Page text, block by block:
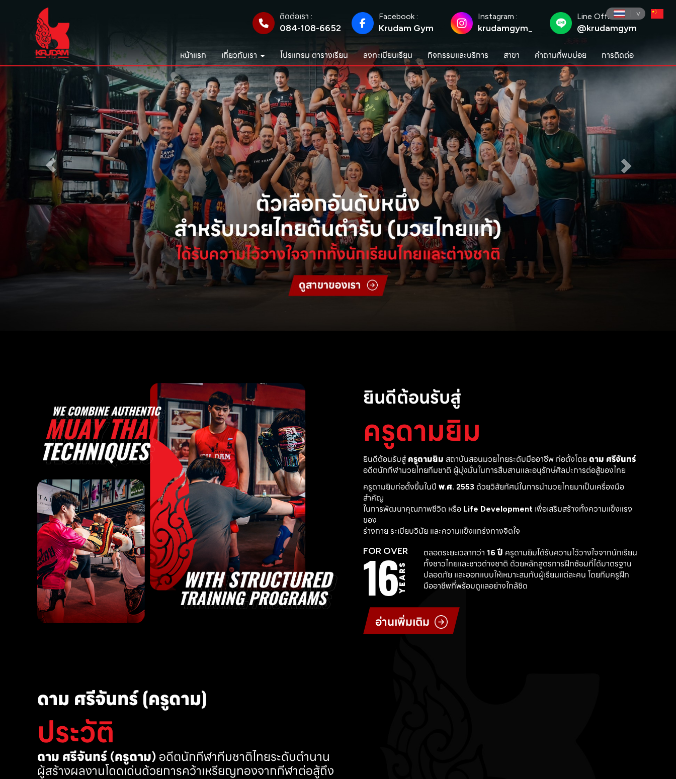
ติดต่อเรา :
084-108-6652
Facebook :
Krudam Gym
Instagram :
krudamgym_
Line Official :
@krudamgym
หน้าแรก เกี่ยวกับเรา โปรแกรม ตารางเรียน ลงทะเบียนเรียน กิจกรรมและบริการ สาขา คำถามที่พบบ่อย การติดต่อ
ยินดีต้อนรับสู่
ครูดามยิม
ยินดีต้อนรับสู่ ครูดามยิม สถาบันสอนมวยไทยระดับมืออาชีพ ก่อตั้งโดย ดาม ศรีจันทร์
อดีตนักกีฬามวยไทยทีมชาติ ผู้มุ่งมั่นในการสืบสานและอนุรักษ์ศิลปะการต่อสู้ของไทย
ครูดามยิมก่อตั้งขึ้นในปี พ.ศ. 2553 ด้วยวิสัยทัศน์ในการนำมวยไทยมาเป็นเครื่องมือ
สำคัญ
ในการพัฒนาคุณภาพชีวิต หรือ Life Development เพื่อเสริมสร้างทั้งความแข็งแรง
ของ
ร่างกาย ระเบียบวินัย และความแข็งแกร่งทางจิตใจ
FOR OVER
16YEARS
ตลอดระยะเวลากว่า 16 ปี ครูดามยิมได้รับความไว้วางใจจากนักเรียน
ทั้งชาวไทยและชาวต่างชาติ ด้วยหลักสูตรการฝึกซ้อมที่ได้มาตรฐาน
ปลอดภัย และออกแบบให้เหมาะสมกับผู้เรียนแต่ละคน โดยทีมครูฝึก
มืออาชีพที่พร้อมดูแลอย่างใกล้ชิด
อ่านเพิ่มเติม
ดาม ศรีจันทร์ (ครูดาม)
ประวัติ
ดาม ศรีจันทร์ (ครูดาม) อดีตนักกีฬาทีมชาติไทยระดับตำนาน
ผู้สร้างผลงานโดดเด่นด้วยการคว้าเหรียญทองจากกีฬาต่อสู้ถึง